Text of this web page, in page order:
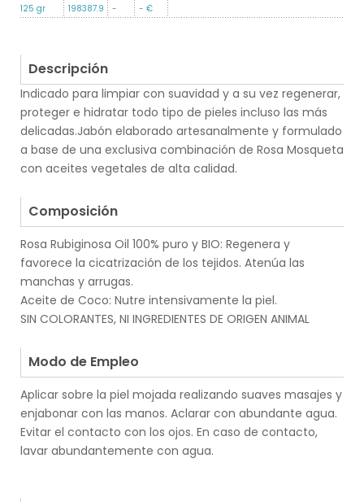
125 gr
198387.9
-
- €
Descripción
Indicado para limpiar con suavidad y a su vez regenerar,
proteger e hidratar todo tipo de pieles incluso las más
delicadas.Jabón elaborado artesanalmente y formulado
a base de una exclusiva combinación de Rosa Mosqueta
con aceites vegetales de alta calidad.
Composición
Rosa Rubiginosa Oil 100% puro y BIO: Regenera y
favorece la cicatrización de los tejidos. Atenúa las
manchas y arrugas.
Aceite de Coco: Nutre intensivamente la piel.
SIN COLORANTES, NI INGREDIENTES DE ORIGEN ANIMAL
Modo de Empleo
Aplicar sobre la piel mojada realizando suaves masajes y
enjabonar con las manos. Aclarar con abundante agua.
Evitar el contacto con los ojos. En caso de contacto,
lavar abundantemente con agua.